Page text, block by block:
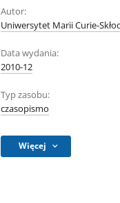
Autor:
Uniwersytet Marii Curie-
Data wydania:
2010-12
Typ zasobu:
czasopismo
Więcej